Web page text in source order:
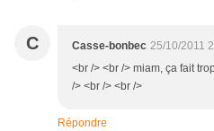
C Casse-bonbec 25/10/2011
<br /> <br /> miam, ça fait
/> <br /> <br />
Répondre